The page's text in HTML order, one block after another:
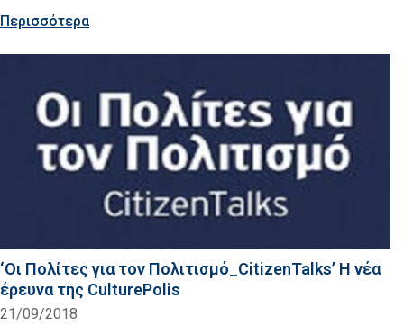
Περισσότερα
‘Οι Πολίτες για τον Πολιτισμό_CitizenTalks’ H νέα
έρευνα της CulturePolis
21/09/2018